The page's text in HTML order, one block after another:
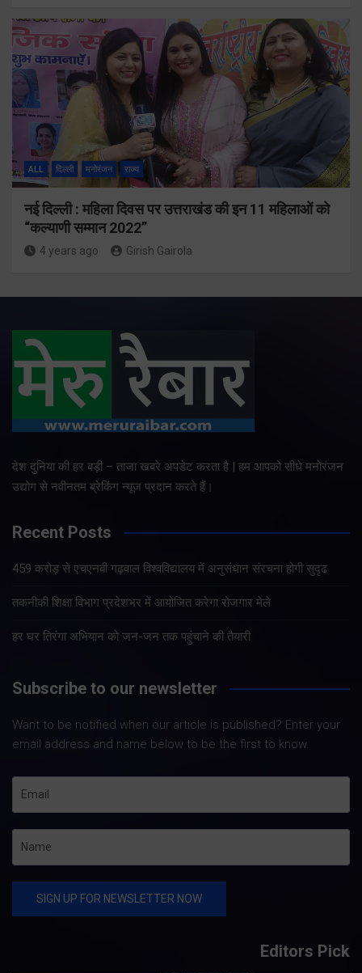
ALL दिल्ली मनोरंजन राज्य
नई दिल्ली : महिला दिवस पर उत्तराखंड की इन 11 महिलाओं को
“कल्याणी सम्मान 2022”
4 years ago Girish Gairola
देश दुनिया की हर बड़ी – ताजा खबरे अपडेट करता है | हम आपको सीधे मनोरंजन
उद्योग से नवीनतम ब्रेकिंग न्यूज प्रदान करते हैं।
Recent Posts
459 करोड़ से एचएनबी गढ़वाल विश्वविद्यालय में अनुसंधान संरचना होगी सुदृढ
तकनीकी शिक्षा विभाग प्रदेशभर में आयोजित करेगा रोजगार मेले
हर घर तिरंगा अभियान को जन-जन तक पहुंचाने की तैयारी
Subscribe to our newsletter
Want to be notified when our article is published? Enter your
email address and name below to be the first to know.
Editors Pick